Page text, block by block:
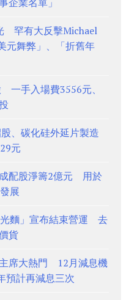
罕有大反擊Michael
元舞弊」、「折舊年
手入場費3556元、
、碳化硅外延片製造
元
配股淨籌2億元 用於
展
麵」宣布結束營運 去
貨
席大熱門 12月減息機
預計再減息三次